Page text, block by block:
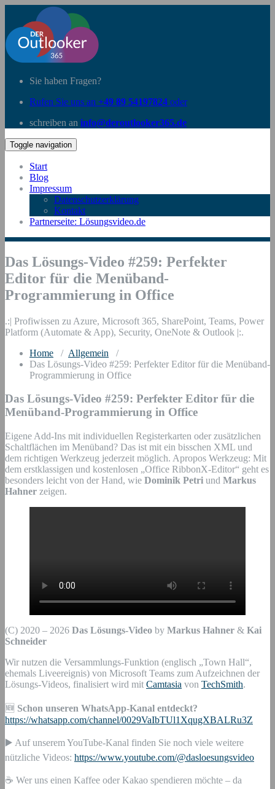
Sie haben Fragen?
Rufen Sie uns an +49 89 54197824 oder
schreiben an info@deroutlooker365.de
Toggle navigation
Start
Blog
Impressum
Datenschutzerklärung
Kontakt
Partnerseite: Lösungsvideo.de
Das Lösungs-Video #259: Perfekter
Editor für die Menüband-
Programmierung in Office
.:| Profiwissen zu Azure, Microsoft 365, SharePoint, Teams, Power
Platform (Automate & App), Security, OneNote & Outlook |:.
Home / Allgemein /
Das Lösungs-Video #259: Perfekter Editor für die Menüband-
Programmierung in Office
Das Lösungs-Video #259: Perfekter Editor für die
Menüband-Programmierung in Office
Eigene Add-Ins mit individuellen Registerkarten oder zusätzlichen
Schaltflächen im Menüband? Das ist mit ein bisschen XML und
dem richtigen Werkzeug jederzeit möglich. Apropos Werkzeug: Mit
dem erstklassigen und kostenlosen „Office RibbonX-Editor“ geht es
besonders leicht von der Hand, wie Dominik Petri und Markus
Hahner zeigen.
(C) 2020 – 2026 Das Lösungs-Video by Markus Hahner & Kai
Schneider
Wir nutzen die Versammlungs-Funktion (englisch „Town Hall“,
ehemals Liveereignis) von Microsoft Teams zum Aufzeichnen der
Lösungs-Videos, finalisiert wird mit Camtasia von TechSmith.
🆕 Schon unseren WhatsApp-Kanal entdeckt?
https://whatsapp.com/channel/0029VaIbTUl1XqugXBALRu3Z
▶️ Auf unserem YouTube-Kanal finden Sie noch viele weitere
nützliche Videos: https://www.youtube.com/@dasloesungsvideo
☕ Wer uns einen Kaffee oder Kakao spendieren möchte – da